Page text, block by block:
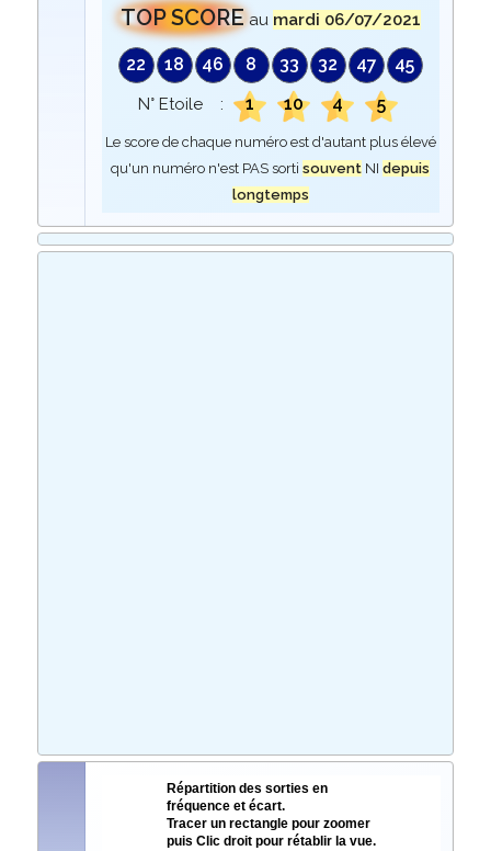
TOP SCORE au mardi 06/07/2021
22 18 46 8 33 32 47 45
N° Etoile : 1 10 4 5
Le score de chaque numéro est d'autant plus élevé
qu'un numéro n'est PAS sortisouvent NIdepuis
longtemps
Répartition des sorties en
fréquence et écart.
Tracer un rectangle pour zoomer
puis Clic droit pour rétablir la vue.